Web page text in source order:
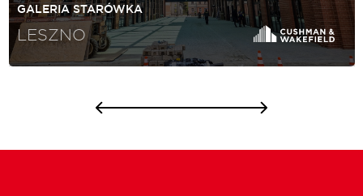
GALERIA STARÓWKA
LESZNO